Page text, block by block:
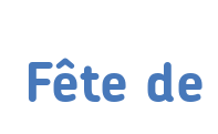
Fête